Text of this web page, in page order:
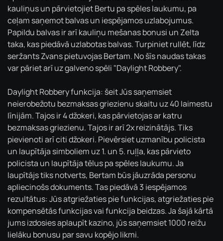
kauliņus un pārvietojiet Bertu pa spēles laukumu, pa
ceļam saņemot balvas un iespējamos uzlabojumus.
Papildu balvas ir arī kauliņu mešanas bonusi un Zelta
taka, kas piedāvā uzlabotas balvas. Turpiniet rullēt, līdz
seržants Zvans pietuvojas Bertam. No šīs naudas takas
var pāriet arī uz galveno spēli "Daylight Robbery".
Daylight Robbery funkcija: šeit Jūs saņemsiet
neierobežotu bezmaksas griezienu skaitu uz 40 laimestu
līnijām. Tajos ir 4 džokeri, kas pārvietojas ar katru
bezmaksas griezienu. Tajos ir arī 2x reizinātājs. Tiks
pievienoti arī citi džokeri. Pievērsiet uzmanību policista
un laupītāja simboliem uz 1. un 5. ruļļa, kas pārvieto
policista un laupītāja tēlus pa spēles laukumu. Ja
laupītājs tiks notverts, Bertam būs jāuzrāda personu
apliecinošs dokuments. Tas piedāvā 3 iespējamos
rezultātus: Jūs atgriežaties pie funkcijas, atgriežaties pie
kompensētās funkcijas vai funkcija beidzas. Ja šajā kārtā
jums izdosies aplaupīt kazino, jūs saņemsiet 1000 reižu
lielāku bonusu par savu kopējo likmi.